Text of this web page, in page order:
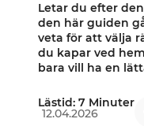
Letar du efter
den här guiden
veta för att välja
du kapar ved
bara vill ha en
12.04.2026
Lästid: 7 Minuter